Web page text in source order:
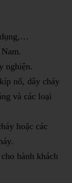
nghiện.
nổ, dây cháy
và các loại
hoặc các
hành khách